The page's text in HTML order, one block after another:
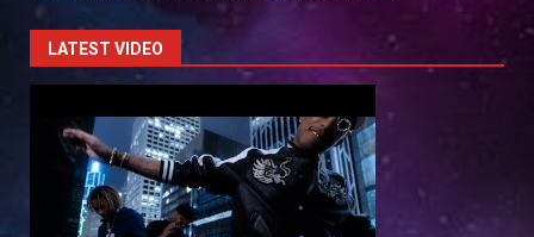
LATEST VIDEO